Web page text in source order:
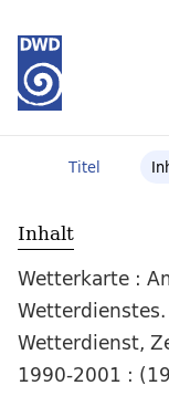
Titel
Inhalt
Wetterkarte :
Wetterdienst,
1990-2001 :